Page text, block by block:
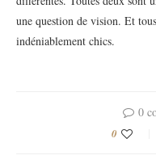
une question de vision. Et
indéniablement chics.
0
0